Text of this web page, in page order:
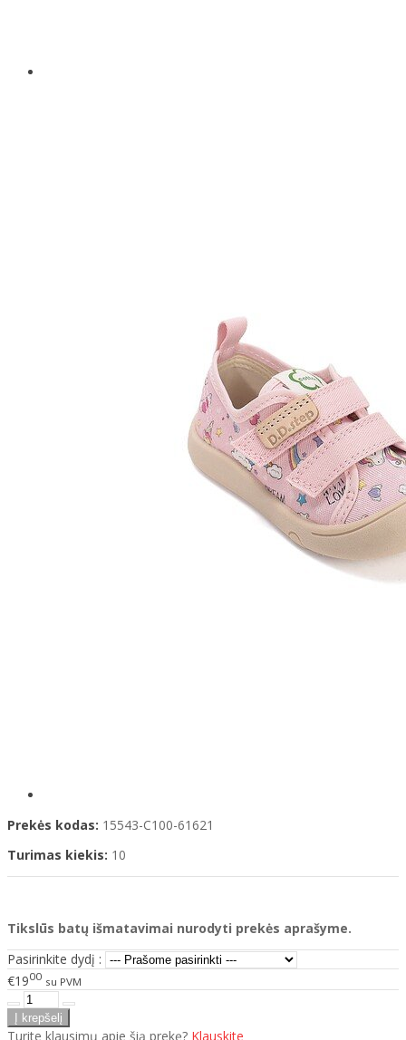
Prekės kodas: 15543-C100-61621
Turimas kiekis: 10
Tikslūs batų išmatavimai nurodyti prekės aprašyme.
Pasirinkite dydį :
€1900 su PVM
Turite klausimų apie šią prekę? Klauskite